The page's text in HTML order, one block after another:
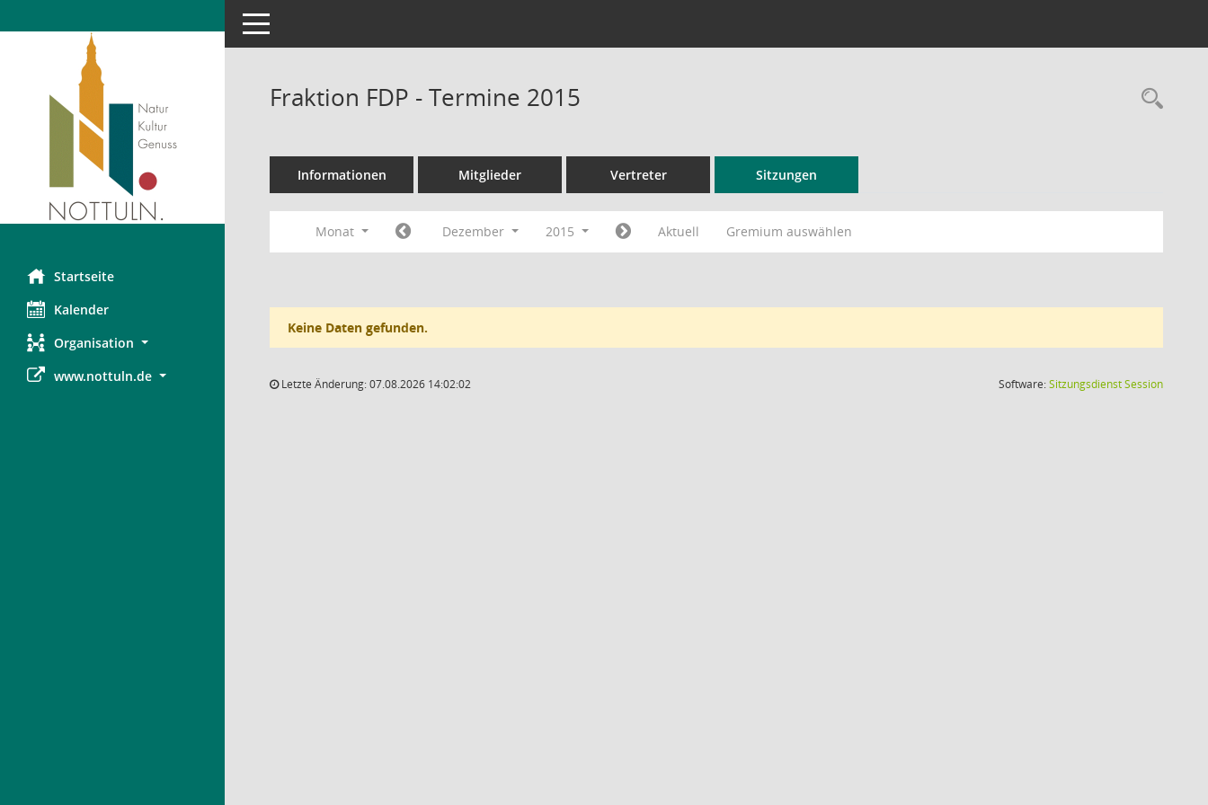
Startseite
Kalender
Organisation
www.nottuln.de
Toggle navigation
Fraktion FDP - Termine 2015
Informationen Mitglieder Vertreter Sitzungen
Monat Dezember 2015 Aktuell Gremium auswählen
Keine Daten gefunden.
Letzte Änderung: 07.08.2026 14:02:02 Software:SitzungsdienstSession(Wird in